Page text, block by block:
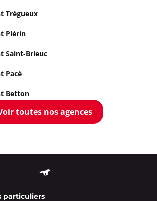
Trégueux
Plérin
Saint-Brieuc
Pacé
Betton
toutes nos agences
particuliers